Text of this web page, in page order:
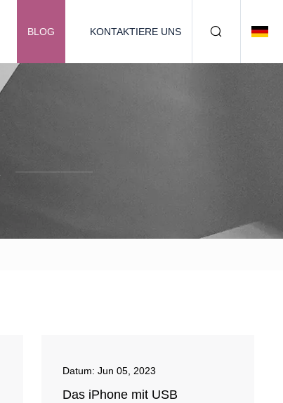
BLOG KONTAKTIERE UNS
Datum:Jun 05, 2023
Das iPhone mit USB